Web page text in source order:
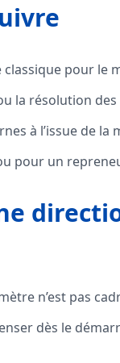
pour le
la résolution
à l’issue de la
pour un
n’est pas
dès le